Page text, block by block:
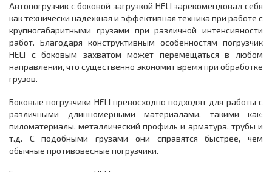
Автопогрузчик с боковой загрузкой HELI зарекомендовал себя
как технически надежная и эффективная техника при работе с
крупногабаритными грузами при различной интенсивности
работ. Благодаря конструктивным особенностям погрузчик
HELI с боковым захватом может перемещаться в любом
направлении, что существенно экономит время при обработке
грузов.
Боковые погрузчики HELI превосходно подходят для работы с
различными длинномерными материалами, такими как:
пиломатериалы, металлический профиль и арматура, трубы и
т.д. С подобными грузами они справятся быстрее, чем
обычные противовесные погрузчики.